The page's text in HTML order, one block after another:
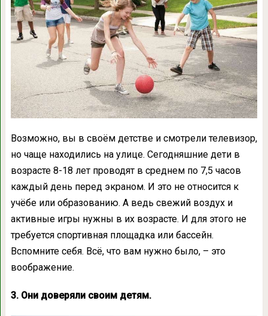
Возможно, вы в своём детстве и смотрели телевизор,
но чаще находились на улице. Сегодняшние дети в
возрасте 8-18 лет проводят в среднем по 7,5 часов
каждый день перед экраном. И это не относится к
учёбе или образованию. А ведь свежий воздух и
активные игры нужны в их возрасте. И для этого не
требуется спортивная площадка или бассейн.
Вспомните себя. Всё, что вам нужно было, – это
воображение.
3. Они доверяли своим детям.